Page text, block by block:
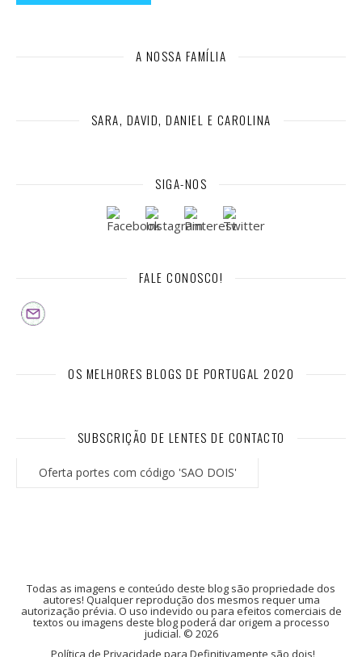
A NOSSA FAMÍLIA
SARA, DAVID, DANIEL E CAROLINA
SIGA-NOS
FALE CONOSCO!
OS MELHORES BLOGS DE PORTUGAL 2020
SUBSCRIÇÃO DE LENTES DE CONTACTO
Oferta portes com código 'SAO DOIS'
Todas as imagens e conteúdo deste blog são propriedade dos
autores! Qualquer reprodução dos mesmos requer uma
autorização prévia. O uso indevido ou para efeitos comerciais de
textos ou imagens deste blog poderá dar origem a processo
judicial. © 2026
Política de Privacidade para Definitivamente são dois!